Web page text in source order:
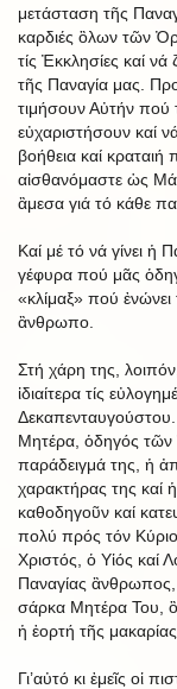
μετάσταση τῆς
καρδιές ὃλων τῶν
τίς Ἐκκλησίες καί
τῆς Παναγία μας.
τιμήσουν Αὐτήν πού
εὐχαριστήσουν καί
βοήθεια καί κραταιή
αἰσθανόμαστε ὡς
ἂμεσα γιά τό κάθε
Καί μέ τό νά γίνει ἡ
γέφυρα πού μᾶς
«κλίμαξ» πού
ἂνθρωπο.
Στή χάρη της,
ἰδιαίτερα τίς
Δεκαπενταυγούστου.
Μητέρα, ὁδηγός τῶν
παράδειγμά της, ἡ
χαρακτήρας της καί
καθοδηγοῦν καί
πολύ πρός τόν
Χριστός, ὁ Υἱός καί
Παναγίας
σάρκα Μητέρα Του,
ἡ ἑορτή τῆς
Γι’αὐτό κι ἐμεῖς οἱ